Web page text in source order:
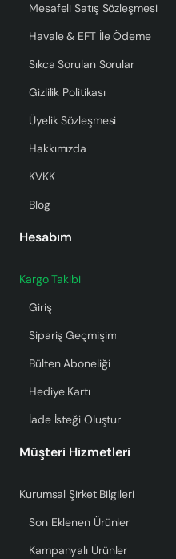
Mesafeli Satış Sözleşmesi
Havale & EFT İle Ödeme
Sıkca Sorulan Sorular
Gizlilik Politikası
Üyelik Sözleşmesi
Hakkımızda
KVKK
Blog
Hesabım
Kargo Takibi
Giriş
Sipariş Geçmişim
Bülten Aboneliği
Hediye Kartı
İade İsteği Oluştur
Müşteri Hizmetleri
Kurumsal Şirket Bilgileri
Son Eklenen Ürünler
Kampanyalı Ürünler